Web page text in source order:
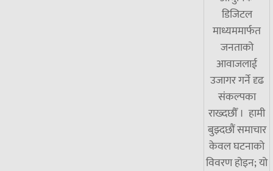
डिजिटल
माध्यममार्फत
जनताको
आवाजलाई
उजागर गर्ने दृढ
संकल्पका
राख्दछौँ । हामी
बुझ्दछौं समाचार
केवल घटनाको
विवरण होइन; यो